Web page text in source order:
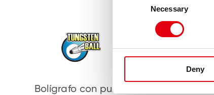
Necessary
Deny
Bolígrafo con punta